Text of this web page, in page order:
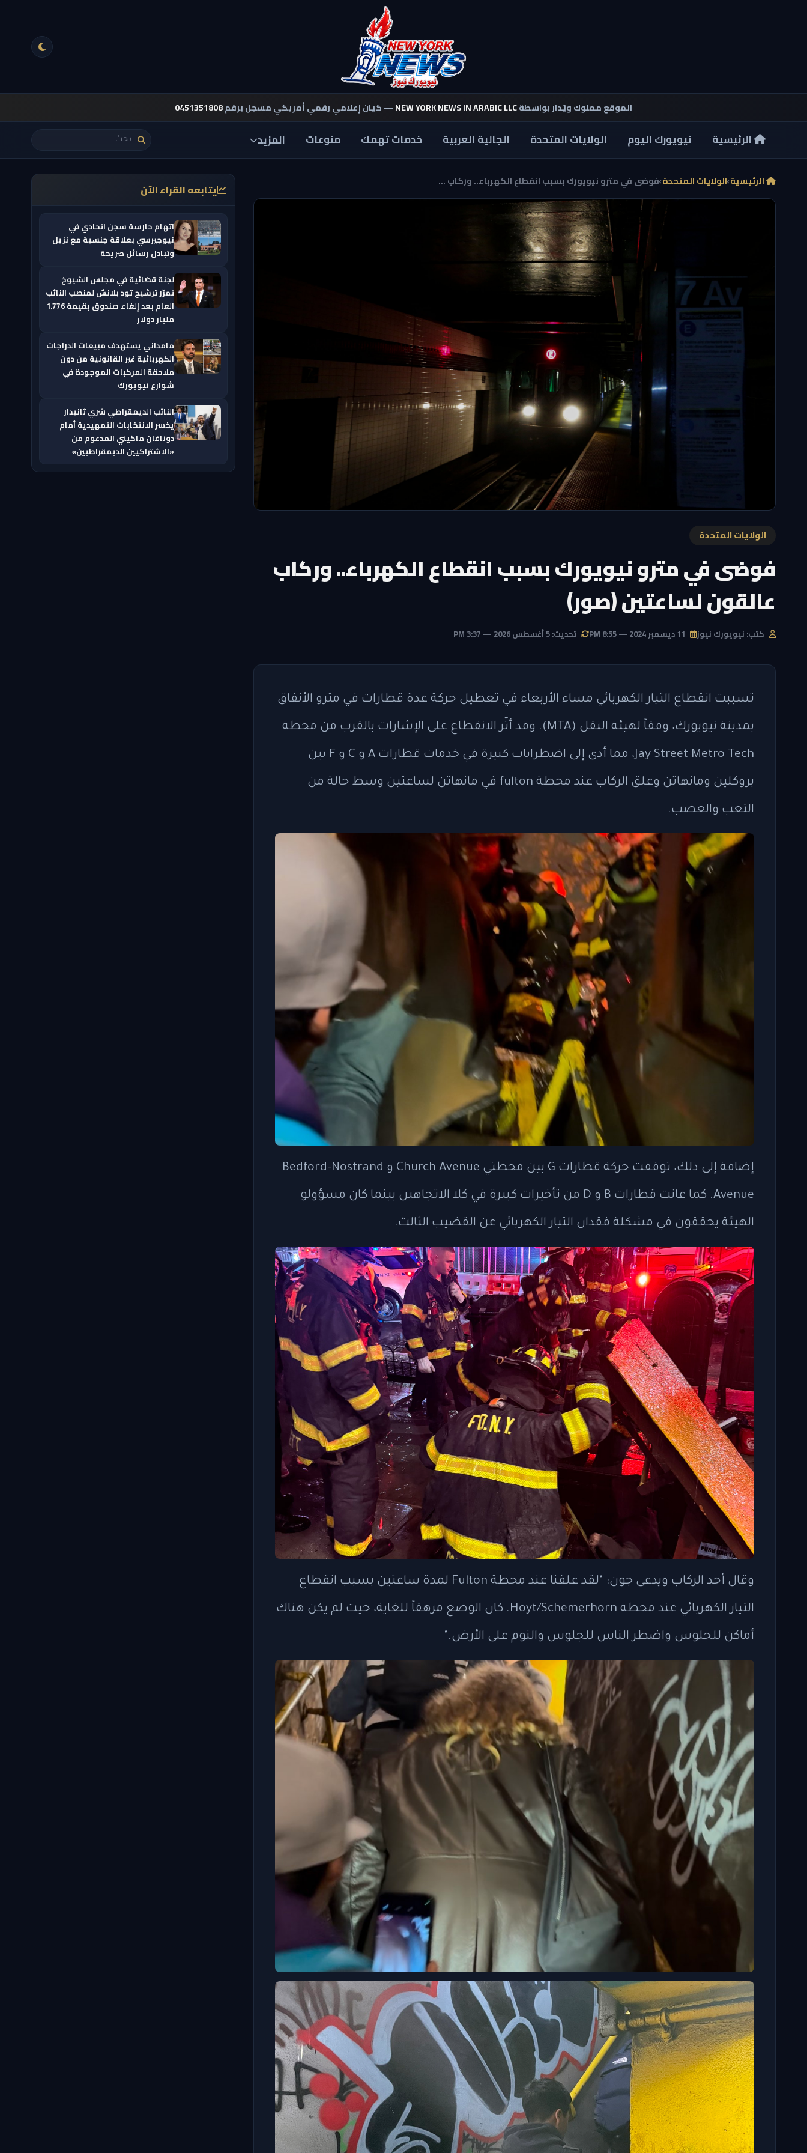
الموقع مملوك ويُدار بواسطةNEW YORK NEWS IN ARABIC LLC— كيان إعلامي رقمي أمريكي مسجل برقم0451351808
الرئيسية نيويورك اليوم الولايات المتحدة الجالية العربية خدمات تهمك منوعات المزيد
الرئيسية›الولايات المتحدة›فوضى في مترو نيويورك بسبب انقطاع الكهرباء.. وركاب ...
الولايات المتحدة
فوضى في مترو نيويورك بسبب انقطاع الكهرباء.. وركاب
عالقون لساعتين (صور)
كتب: نيويورك نيوز تحديث: 5 أغسطس 2026 — 3:37 PM
تسببت انقطاع التيار الكهربائي مساء الأربعاء في تعطيل حركة عدة قطارات في مترو الأنفاق
بمدينة نيويورك، وفقاً لهيئة النقل (MTA). وقد أثّر الانقطاع على الإشارات بالقرب من محطة
Jay Street Metro Tech، مما أدى إلى اضطرابات كبيرة في خدمات قطارات A و C و F بين
بروكلين ومانهاتن وعلق الركاب عند محطة fulton في مانهاتن لساعتين وسط حالة من
التعب والغضب.
إضافة إلى ذلك، توقفت حركة قطارات G بين محطتي Church Avenue و Bedford-Nostrand
Avenue. كما عانت قطارات B و D من تأخيرات كبيرة في كلا الاتجاهين بينما كان مسؤولو
الهيئة يحققون في مشكلة فقدان التيار الكهربائي عن القضيب الثالث.
وقال أحد الركاب ويدعى جون: "لقد علقنا عند محطة Fulton لمدة ساعتين بسبب انقطاع
التيار الكهربائي عند محطة Hoyt/Schemerhorn. كان الوضع مرهقاً للغاية، حيث لم يكن هناك
أماكن للجلوس واضطر الناس للجلوس والنوم على الأرض."
يتابعه القراء الآن
اتهام حارسة سجن اتحادي في
نيوجيرسي بعلاقة جنسية مع نزيل
وتبادل رسائل صريحة
لجنة قضائية في مجلس الشيوخ
تمرّر ترشيح تود بلانش لمنصب النائب
العام بعد إلغاء صندوق بقيمة 1.776
مليار دولار
مامداني يستهدف مبيعات الدراجات
الكهربائية غير القانونية من دون
ملاحقة المركبات الموجودة في
شوارع نيويورك
النائب الديمقراطي شري ثانيدار
يخسر الانتخابات التمهيدية أمام
دونافان ماكيني المدعوم من
«الاشتراكيين الديمقراطيين»